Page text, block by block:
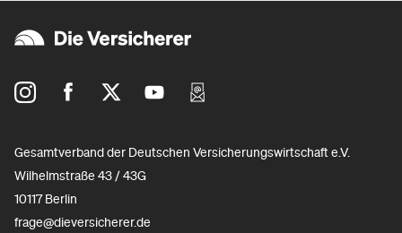
Gesamtverband der Deutschen Versicherungswirtschaft e.V.
Wilhelmstraße 43 / 43G
10117 Berlin
frage@dieversicherer.de